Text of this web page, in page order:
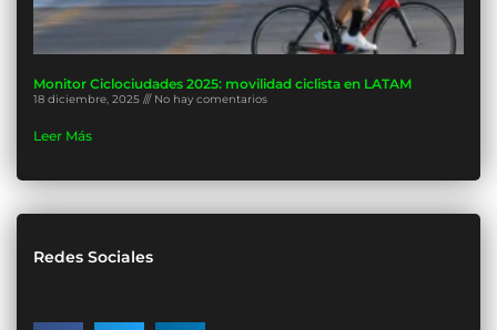
Monitor Ciclociudades 2025: movilidad ciclista en LATAM
18 diciembre, 2025 No hay comentarios
Leer Más
Redes Sociales